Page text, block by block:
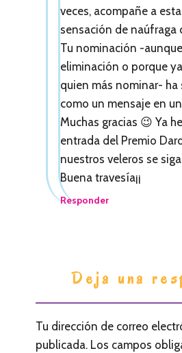
veces, acompañe a
sensación de naúfraga
Tu nominación -
eliminación o porque
quien más nominar- ha
como un mensaje en
Muchas gracias 😉 Ya
entrada del Premio
nuestros veleros se
Buena travesía¡¡
Responder
Deja una
Tu dirección de correo
publicada. Los campos